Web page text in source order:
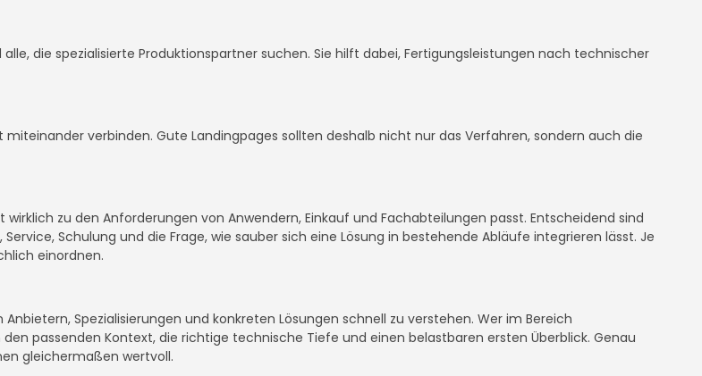
die spezialisierte Produktionspartner suchen. Sie hilft dabei, Fertigungsleistungen nach technischer
verbinden. Gute Landingpages sollten deshalb nicht nur das Verfahren, sondern auch die
zu den Anforderungen von Anwendern, Einkauf und Fachabteilungen passt. Entscheidend sind
Schulung und die Frage, wie sauber sich eine Lösung in bestehende Abläufe integrieren lässt. Je
einordnen.
Spezialisierungen und konkreten Lösungen schnell zu verstehen. Wer im Bereich
passenden Kontext, die richtige technische Tiefe und einen belastbaren ersten Überblick. Genau
gleichermaßen wertvoll.